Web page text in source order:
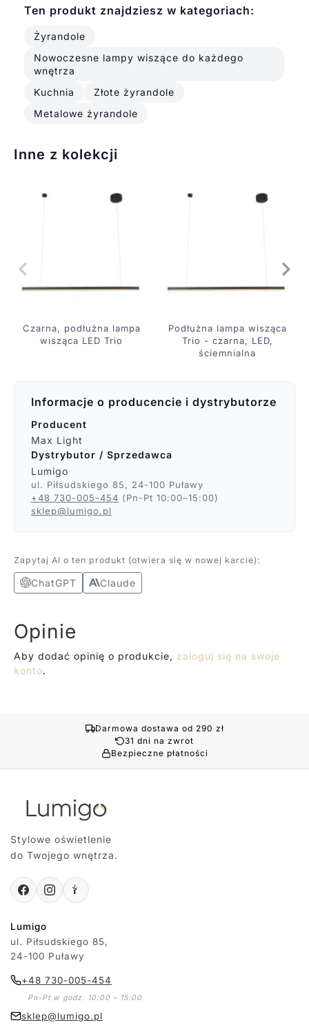
Ten produkt znajdziesz w kategoriach:
Żyrandole
Nowoczesne lampy wiszące do każdego
wnętrza
Kuchnia
Złote żyrandole
Metalowe żyrandole
Inne z kolekcji
Czarna, podłużna lampa
wisząca LED Trio
Podłużna lampa wisząca
Trio - czarna, LED,
ściemnialna
Informacje o producencie i dystrybutorze
Producent
Max Light
Dystrybutor / Sprzedawca
Lumigo
ul. Piłsudskiego 85, 24-100 Puławy
+48 730-005-454 (Pn-Pt 10:00–15:00)
sklep@lumigo.pl
Zapytaj AI o ten produkt (otwiera się w nowej karcie):
ChatGPT Claude
Opinie
Aby dodać opinię o produkcie, zaloguj się na swoje
konto.
Darmowa dostawa od 290 zł
31 dni na zwrot
Bezpieczne płatności
Stylowe oświetlenie
do Twojego wnętrza.
Lumigo
ul. Piłsudskiego 85,
24-100 Puławy
+48 730-005-454
Pn-Pt w godz. 10:00 – 15:00
sklep@lumigo.pl